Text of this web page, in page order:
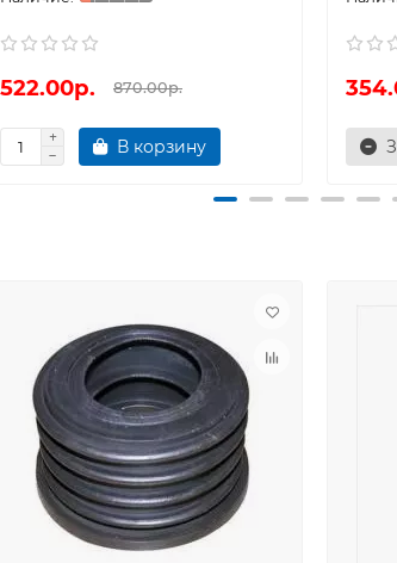
522.00р. 870.00р.
В корзину